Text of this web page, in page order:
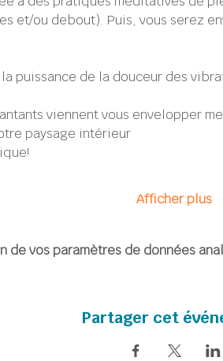
et/ou debout). Puis, vous serez
puissance de la douceur des
viennent vous envelopper
paysage intérieur
Afficher plus
de vos paramètres de données
Partager cet